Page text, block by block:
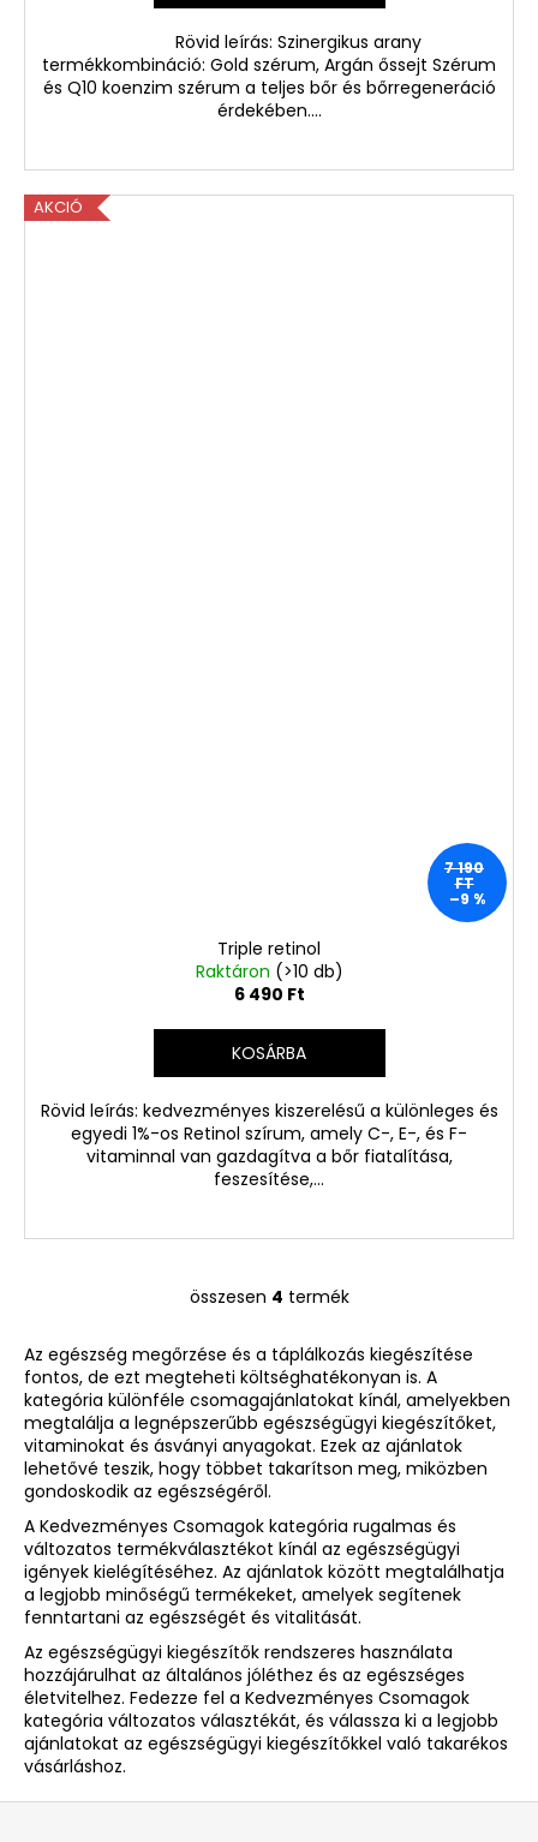
Rövid leírás: Szinergikus arany
termékkombináció: Gold szérum, Argán őssejt Szérum
és Q10 koenzim szérum a teljes bőr és bőrregeneráció
érdekében....
AKCIÓ
7 190
FT
–9 %
Triple retinol
Raktáron (>10 db)
6 490 Ft
KOSÁRBA
Rövid leírás: kedvezményes kiszerelésű a különleges és
egyedi 1%-os Retinol szírum, amely C-, E-, és F-
vitaminnal van gazdagítva a bőr fiatalítása,
feszesítése,...
L
s
t
a
i
r
á
n
y
í
t
á
s
e
l
e
m
i
összesen 4 termék
Az egészség megőrzése és a táplálkozás kiegészítése
fontos, de ezt megteheti költséghatékonyan is. A
kategória különféle csomagajánlatokat kínál, amelyekben
megtalálja a legnépszerűbb egészségügyi kiegészítőket,
vitaminokat és ásványi anyagokat. Ezek az ajánlatok
lehetővé teszik, hogy többet takarítson meg, miközben
gondoskodik az egészségéről.
A Kedvezményes Csomagok kategória rugalmas és
változatos termékválasztékot kínál az egészségügyi
igények kielégítéséhez. Az ajánlatok között megtalálhatja
a legjobb minőségű termékeket, amelyek segítenek
fenntartani az egészségét és vitalitását.
Az egészségügyi kiegészítők rendszeres használata
hozzájárulhat az általános jóléthez és az egészséges
életvitelhez. Fedezze fel a Kedvezményes Csomagok
kategória változatos választékát, és válassza ki a legjobb
ajánlatokat az egészségügyi kiegészítőkkel való takarékos
vásárláshoz.